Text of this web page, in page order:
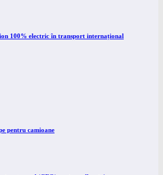
100% electric în transport internațional
pentru camioane